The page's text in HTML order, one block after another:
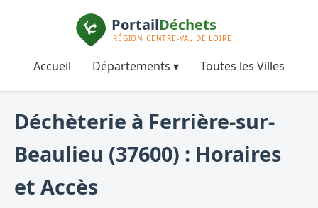
Accueil Départements ▾ Toutes les Villes
Déchèterie à Ferrière-sur-
Beaulieu (37600) : Horaires
et Accès